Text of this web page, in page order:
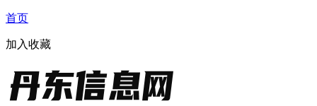
首页
加入收藏